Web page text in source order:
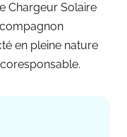
Chargeur Solaire
en pleine nature